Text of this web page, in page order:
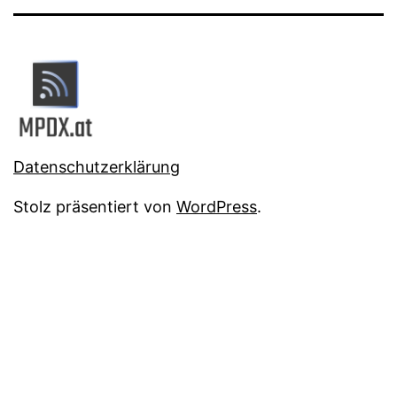
Datenschutzerklärung
Stolz präsentiert von WordPress.